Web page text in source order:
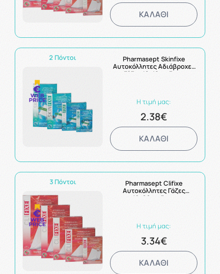
ΚΑΛΑΘΙ
2 Πόντοι
Pharmasept Skinfixe
Αυτοκόλλητες Αδιάβροχες
Γάζες 10x10cm 5τμχ
Η τιμή μας:
2.38€
ΚΑΛΑΘΙ
3 Πόντοι
Pharmasept Clifixe
Αυτοκόλλητες Γάζες
10x20cm 5τμχ
Η τιμή μας:
3.34€
ΚΑΛΑΘΙ